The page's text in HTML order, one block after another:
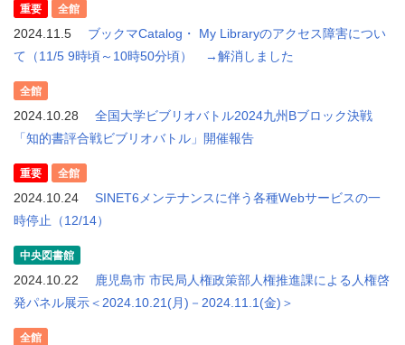
重要 全館
2024.11.5
ブックマCatalog・ My Libraryのアクセス障害につい
て（11/5 9時頃～10時50分頃） →解消しました
全館
2024.10.28
全国大学ビブリオバトル2024九州Bブロック決戦
「知的書評合戦ビブリオバトル」開催報告
重要 全館
2024.10.24
SINET6メンテナンスに伴う各種Webサービスの一
時停止（12/14）
中央図書館
2024.10.22
鹿児島市 市民局人権政策部人権推進課による人権啓
発パネル展示＜2024.10.21(月)－2024.11.1(金)＞
全館